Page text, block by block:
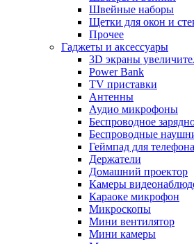
Швейные наборы
Щетки для окон и
Прочее
Гаджеты и аксессуары
3D экраны
Power Bank
TV приставки
Антенны
Аудио микрофоны
Беспроводное
Беспроводные
Геймпад для телефона
Держатели
Домашний проектор
Камеры
Караоке микрофон
Микроскопы
Мини вентилятор
Мини камеры